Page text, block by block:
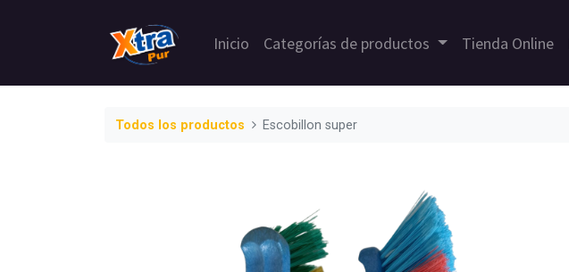
Inicio Categorías de productos Tienda Online
Todos los productos Escobillon super